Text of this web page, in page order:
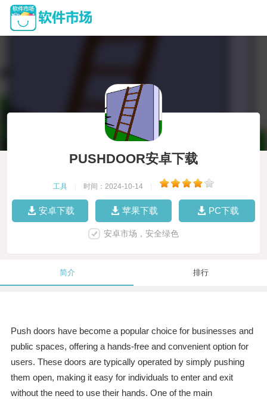
PUSHDOOR安卓下载
工具 时间：2024-10-14
安卓下载 苹果下载 PC下载
安卓市场，安全绿色
简介 排行
Push doors have become a popular choice for businesses and
public spaces, offering a hands-free and convenient option for
users. These doors are typically operated by simply pushing
them open, making it easy for individuals to enter and exit
without the need to use their hands. One of the main